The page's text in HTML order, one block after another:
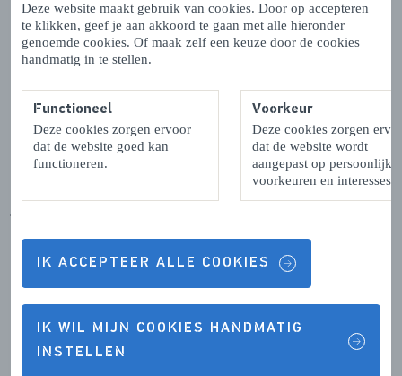
Deze website maakt gebruik van cookies. Door op accepteren
te klikken, geef je aan akkoord te gaan met alle hieronder
genoemde cookies. Of maak zelf een keuze door de cookies
handmatig in te stellen.
Functioneel
Deze cookies zorgen ervoor
dat de website goed kan
functioneren.
Voorkeur
Deze cookies zorgen
dat de website wordt
aangepast op persoonlijke
voorkeuren en interesses.
IK ACCEPTEER ALLE COOKIES
IK WIL MIJN COOKIES HANDMATIG
INSTELLEN
Berkenhof Tropical Zoo
Berkenhof Tropical Zoo
in Kwadendamme ontdek je
een mini jungle vol exotische dieren. Durf jij een slang
om je nek te houden of een vogelspin op je hand te
nemen? Of kijk jij liever van een afstandje naar leguanen,
kaaimannen en kameleons? Terwijl kleurrijke vlinders om
restaurant. Wanneer kom jij dit bijzondere uitje met het
gezin beleven?